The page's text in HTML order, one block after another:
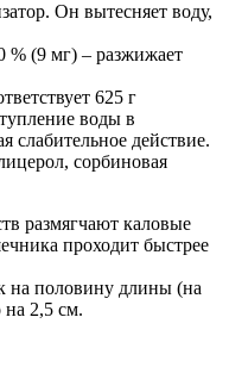
Он вытесняет воду,
% (9 мг) – разжижает
625 г
воды в
слабительное действие.
сорбиновая
размягчают каловые
проходит быстрее
на половину длины (на
на 2,5 см.